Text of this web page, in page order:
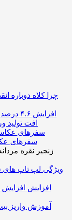
چرا کلاه دوباره
افت
سفرهای
زنجیر نقره
۵
افزایش
آموزش واریز